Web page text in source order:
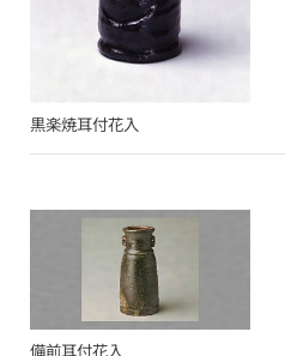
黒楽焼耳付花入
備前耳付花入